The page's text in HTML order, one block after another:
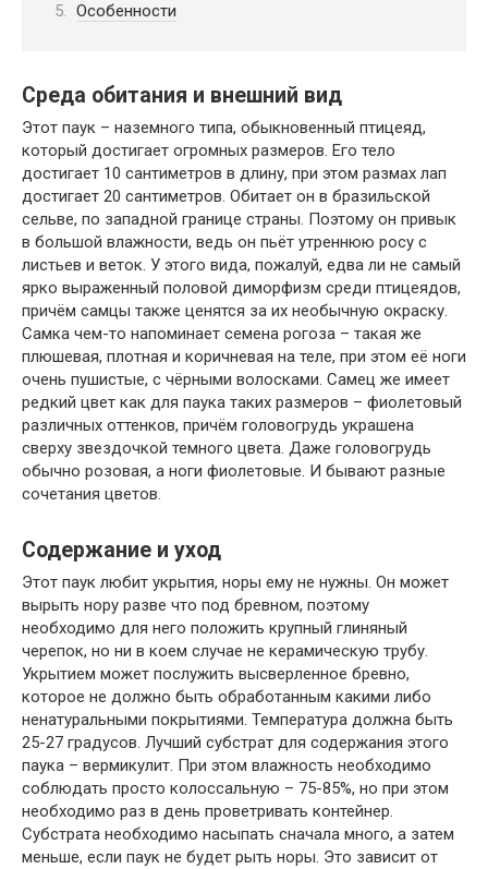
Особенности
Среда обитания и внешний вид
Этот паук – наземного типа, обыкновенный птицеяд,
который достигает огромных размеров. Его тело
достигает 10 сантиметров в длину, при этом размах лап
достигает 20 сантиметров. Обитает он в бразильской
сельве, по западной границе страны. Поэтому он привык
в большой влажности, ведь он пьёт утреннюю росу с
листьев и веток. У этого вида, пожалуй, едва ли не самый
ярко выраженный половой диморфизм среди птицеядов,
причём самцы также ценятся за их необычную окраску.
Самка чем-то напоминает семена рогоза – такая же
плюшевая, плотная и коричневая на теле, при этом её ноги
очень пушистые, с чёрными волосками. Самец же имеет
редкий цвет как для паука таких размеров – фиолетовый
различных оттенков, причём головогрудь украшена
сверху звездочкой темного цвета. Даже головогрудь
обычно розовая, а ноги фиолетовые. И бывают разные
сочетания цветов.
Содержание и уход
Этот паук любит укрытия, норы ему не нужны. Он может
вырыть нору разве что под бревном, поэтому
необходимо для него положить крупный глиняный
черепок, но ни в коем случае не керамическую трубу.
Укрытием может послужить высверленное бревно,
которое не должно быть обработанным какими либо
ненатуральными покрытиями. Температура должна быть
25-27 градусов. Лучший субстрат для содержания этого
паука – вермикулит. При этом влажность необходимо
соблюдать просто колоссальную – 75-85%, но при этом
необходимо раз в день проветривать контейнер.
Субстрата необходимо насыпать сначала много, а затем
меньше, если паук не будет рыть норы. Это зависит от